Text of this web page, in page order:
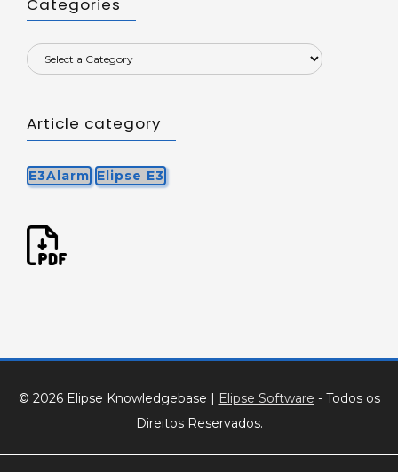
Article category
E3Alarm Elipse E3
© 2026 Elipse Knowledgebase | Elipse Software - Todos os
Direitos Reservados.